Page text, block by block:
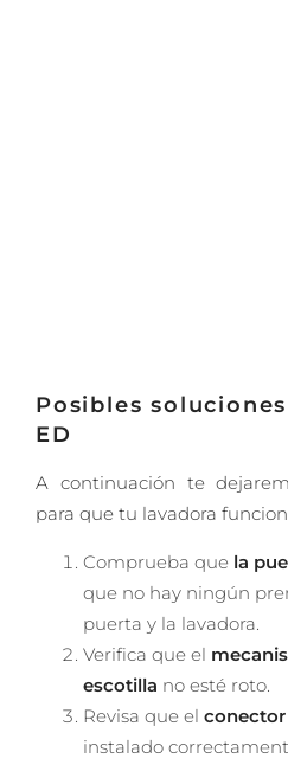
Posibles
ED
A continuación te
para que tu lavadora
Comprueba que la
que no hay ningún
puerta y la lavadora.
Verifica que el
escotilla no esté roto.
Revisa que el
instalado